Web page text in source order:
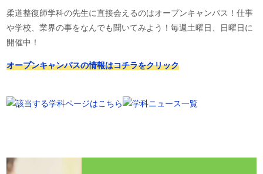
柔道整復師学科の先生に直接会えるのはオープンキャンパス！仕事
や学校、業界の事をなんでも聞いてみよう！毎週土曜日、日曜日に
開催中！
オープンキャンパスの情報はコチラをクリック